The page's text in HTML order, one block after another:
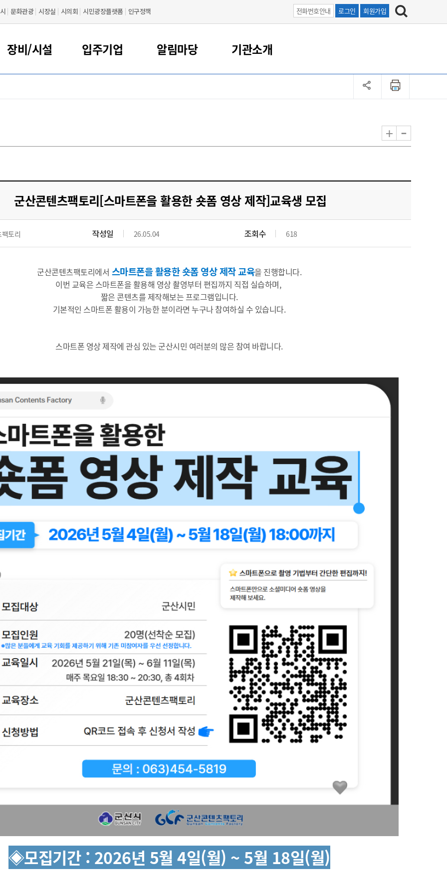
문화관광 시장실 시의회 시민광장플랫폼 인구정책 전화번호안내 로그인 회원가입
장비/시설 입주기업 알림마당 기관소개
직원/업무
+ -
군산콘텐츠팩토리[스마트폰을 활용한 숏폼 영상 제작]교육생 모집
토리 작성일 26.05.04 조회수 618
군산콘텐츠팩토리에서 스마트폰을 활용한 숏폼 영상 제작 교육을 진행합니다.
이번 교육은 스마트폰을 활용해 영상 촬영부터 편집까지 직접 실습하며,
짧은 콘텐츠를 제작해보는 프로그램입니다.
기본적인 스마트폰 활용이 가능한 분이라면 누구나 참여하실 수 있습니다.
스마트폰 영상 제작에 관심 있는 군산시민 여러분의 많은 참여 바랍니다.
◈모집기간 : 2026년 5월 4일(월) ~ 5월 18일(월)